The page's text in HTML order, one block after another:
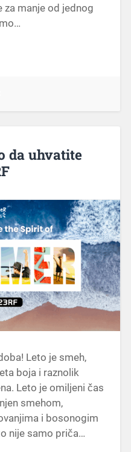
manje od jednog
da uhvatite
Leto je smeh,
boja i raznolik
Leto je omiljeni čas
smehom,
i bosonogim
nije samo priča…